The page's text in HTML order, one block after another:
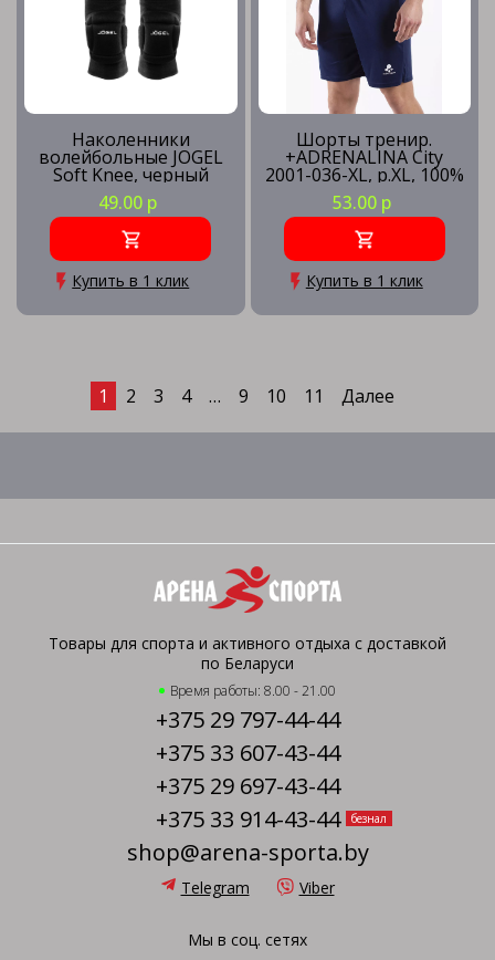
Наколенники
волейбольные JOGEL
Soft Knee, черный
49.00 р
Купить в 1 клик
Шорты тренир.
+ADRENALINA City
2001-036-XL, р.XL, 100%
полиэстер, темно-
синий
53.00 р
Купить в 1 клик
1 2 3 4 … 9 10 11 Далее
Товары для спорта и активного отдыха с доставкой
по Беларуси
Время работы: 8.00 - 21.00
+375 29 797-44-44
+375 33 607-43-44
+375 29 697-43-44
+375 33 914-43-44
безнал
shop@arena-sporta.by
Telegram Viber
Мы в соц. сетях